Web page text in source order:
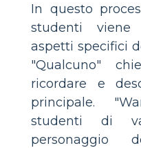
In questo
studenti
aspetti specifici
"Qualcuno"
ricordare e
principale.
studenti di
personaggio